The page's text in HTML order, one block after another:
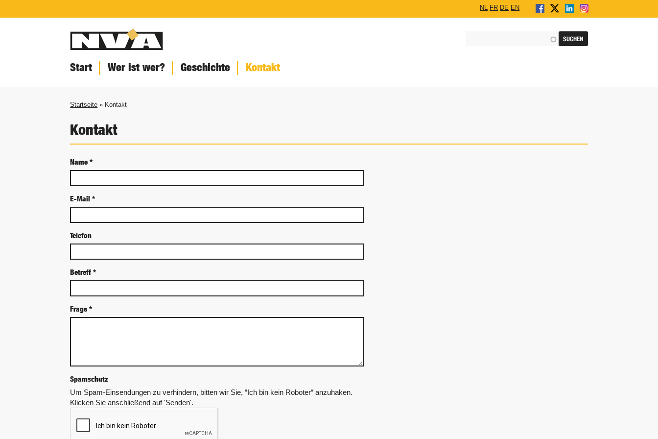
NL FR DE EN
Start Wer ist wer? Geschichte Kontakt
Startseite » Kontakt
Kontakt
Name*
E-Mail*
Telefon
Betreff*
Frage*
Spamschutz
Um Spam-Einsendungen zu verhindern, bitten wir Sie, “Ich bin kein Roboter“ anzuhaken.
Klicken Sie anschließend auf 'Senden'.